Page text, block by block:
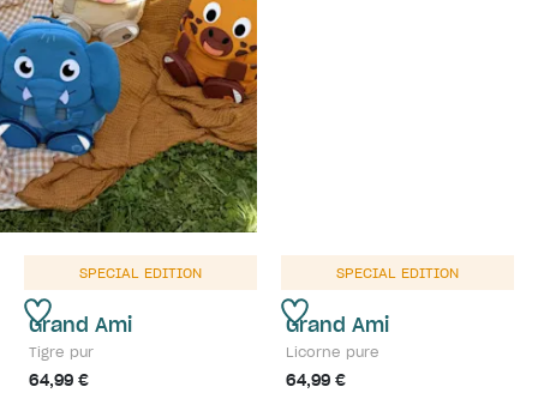
SPECIAL EDITION
Grand Ami
Tigre pur
64,99 €
SPECIAL EDITION
Grand Ami
Licorne pure
64,99 €